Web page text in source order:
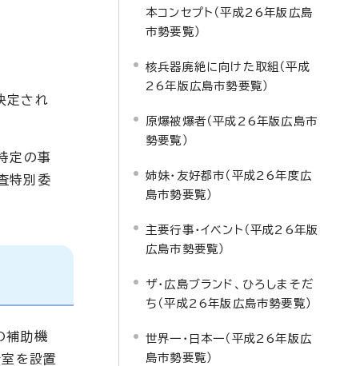
定され
定の事
特別委
補助機
を設置
本コンセプト（平成26年版広島
市勢要覧）
核兵器廃絶に向けた取組（平成
26年版広島市勢要覧）
原爆被爆者（平成26年版広島市
勢要覧）
姉妹・友好都市（平成26年度広
島市勢要覧）
主要行事・イベント（平成26年版
広島市勢要覧）
ザ・広島ブランド、ひろしまそだ
ち（平成26年版広島市勢要覧）
世界一・日本一（平成26年版広
島市勢要覧）